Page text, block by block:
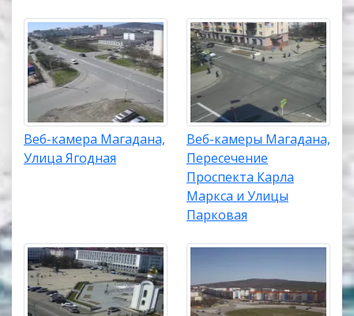
Веб-камера Магадана,
Улица Ягодная
Веб-камеры Магадана,
Пересечение
Проспекта Карла
Маркса и Улицы
Парковая